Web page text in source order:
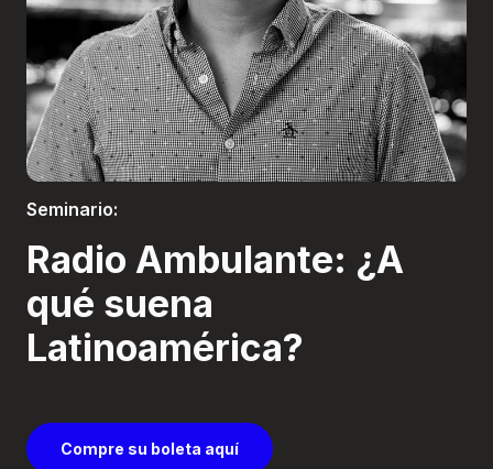
Seminario:
Radio Ambulante: ¿A
qué suena
Latinoamérica?
Compre su boleta aquí